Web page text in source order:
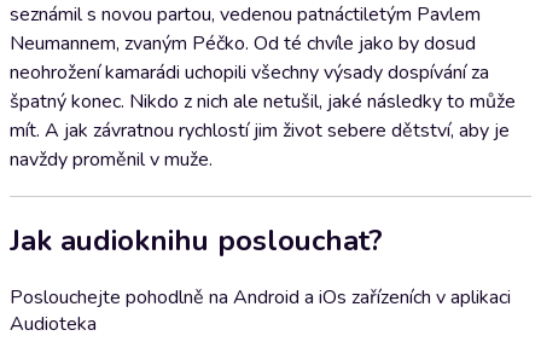
seznámil s novou partou, vedenou patnáctiletým Pavlem
Neumannem, zvaným Péčko. Od té chvíle jako by dosud
neohrožení kamarádi uchopili všechny výsady dospívání za
špatný konec. Nikdo z nich ale netušil, jaké následky to může
mít. A jak závratnou rychlostí jim život sebere dětství, aby je
navždy proměnil v muže.
Jak audioknihu poslouchat?
Poslouchejte pohodlně na Android a iOs zařízeních v aplikaci
Audioteka